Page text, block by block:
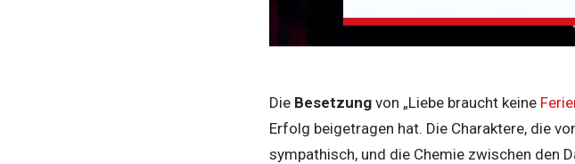
Die Besetzung von „Liebe braucht keine
Erfolg beigetragen hat. Die Charaktere, die
sympathisch, und die Chemie zwischen den